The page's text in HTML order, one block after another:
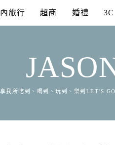
旅行 超商 婚禮 3C
我所吃到、喝到、玩到、樂到LET'S